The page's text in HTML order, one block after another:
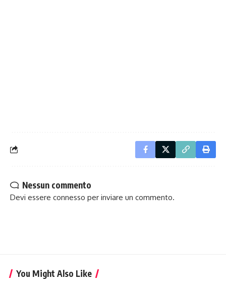
Nessun commento
Devi essere connesso per inviare un commento.
You Might Also Like